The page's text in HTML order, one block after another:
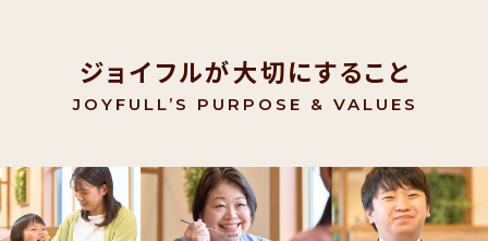
ジョイフルが大切にすること
JOYFULL’S PURPOSE & VALUES